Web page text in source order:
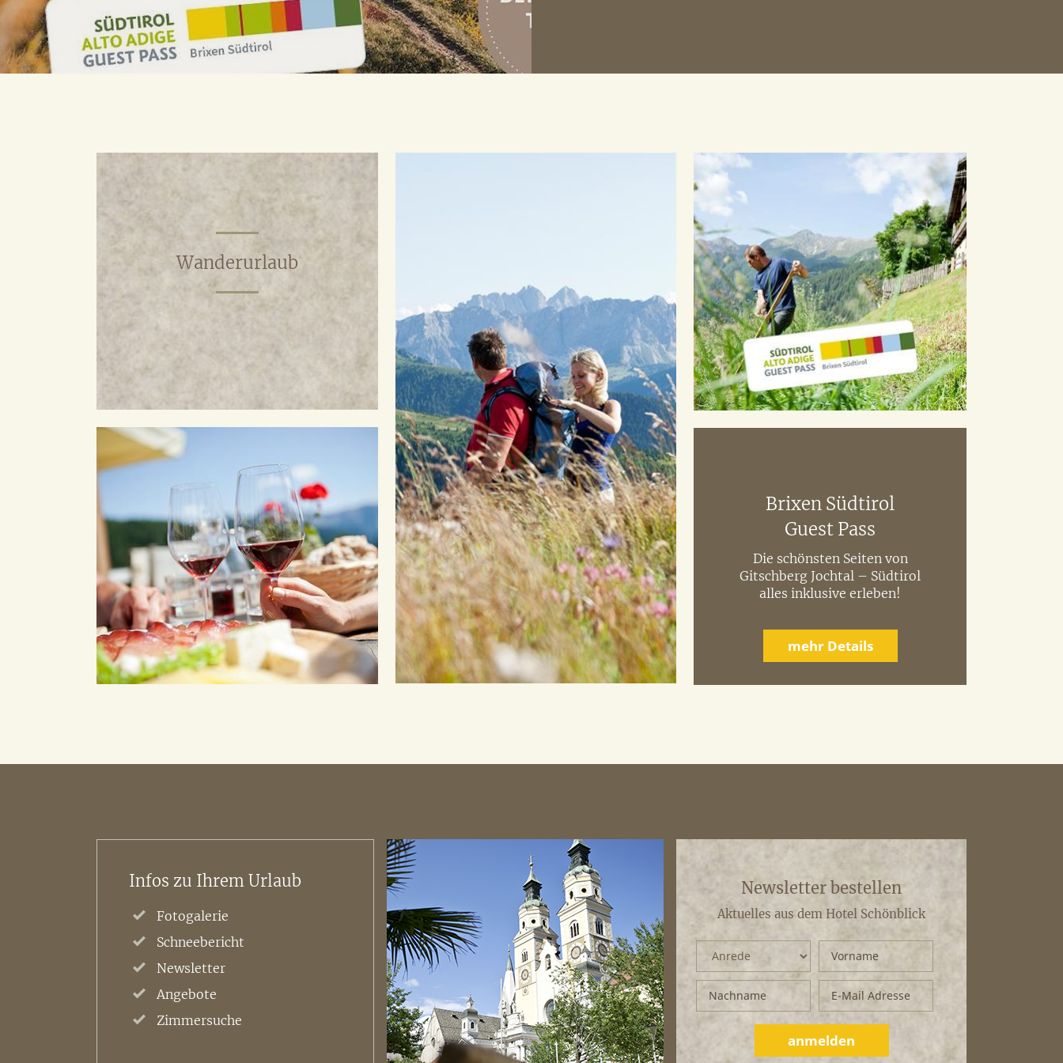
Wanderurlaub
Brixen Südtirol
Guest Pass
Die schönsten Seiten von
Gitschberg Jochtal – Südtirol
alles inklusive erleben!
mehr Details
Infos zu Ihrem Urlaub
Fotogalerie
Schneebericht
Newsletter
Angebote
Zimmersuche
Newsletter bestellen
Aktuelles aus dem Hotel Schönblick
anmelden